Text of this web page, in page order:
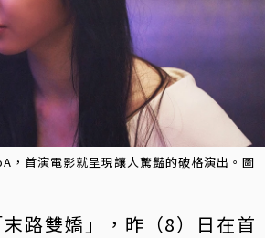
，首演電影就呈現讓人驚豔的破格演出。圖
路雙嬌」，昨（8）日在首